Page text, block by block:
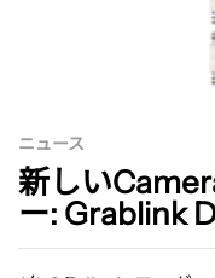
Link
フ
ニュース
新しい
ー: Grablink